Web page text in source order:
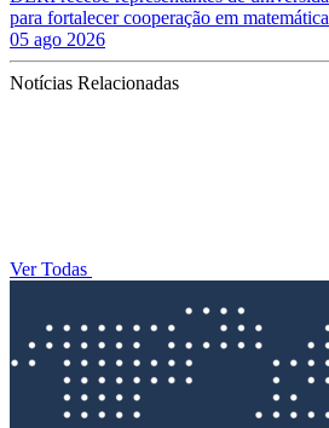
para fortalecer cooperação em matemática
05 ago 2026
Notícias Relacionadas
Ver Todas